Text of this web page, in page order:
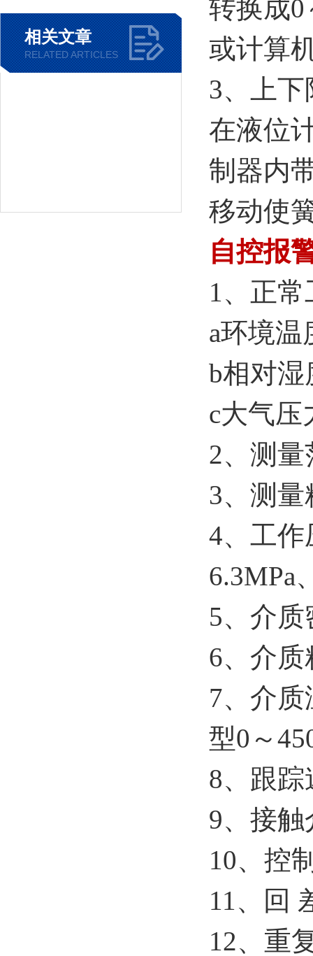
相关文章
RELATED ARTICLES
转换成0
或计算
3、上
在液位
制器内
移动使
自控报
1、正
a环境
b相对
c大气压
2、测量
3、测
4、工作
6.3MPa
5、介质
6、介质
7、介
型0～
8、跟
9、接
10、控
11、回
12、重